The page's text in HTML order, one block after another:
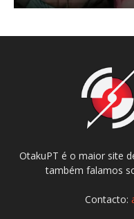
OtakuPT é o maior site
também falamos
Contacto: